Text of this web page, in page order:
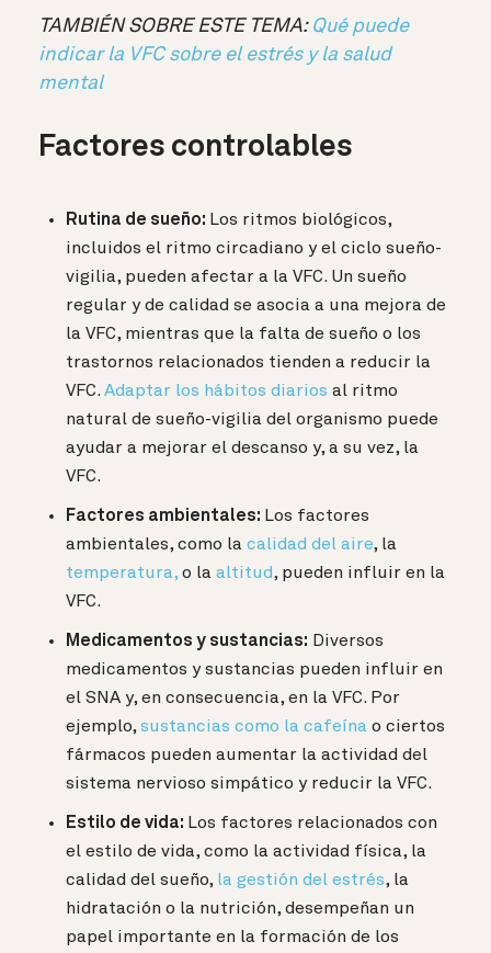
TAMBIÉN SOBRE ESTE TEMA: Qué puede
indicar la VFC sobre el estrés y la salud
mental
Factores controlables
Rutina de sueño: Los ritmos biológicos,
incluidos el ritmo circadiano y el ciclo sueño-
vigilia, pueden afectar a la VFC. Un sueño
regular y de calidad se asocia a una mejora de
la VFC, mientras que la falta de sueño o los
trastornos relacionados tienden a reducir la
VFC. Adaptar los hábitos diarios al ritmo
natural de sueño-vigilia del organismo puede
ayudar a mejorar el descanso y, a su vez, la
VFC.
Factores ambientales: Los factores
ambientales, como la calidad del aire, la
temperatura, o la altitud, pueden influir en la
VFC.
Medicamentos y sustancias: Diversos
medicamentos y sustancias pueden influir en
el SNA y, en consecuencia, en la VFC. Por
ejemplo, sustancias como la cafeína o ciertos
fármacos pueden aumentar la actividad del
sistema nervioso simpático y reducir la VFC.
Estilo de vida: Los factores relacionados con
el estilo de vida, como la actividad física, la
calidad del sueño, la gestión del estrés, la
hidratación o la nutrición, desempeñan un
papel importante en la formación de los